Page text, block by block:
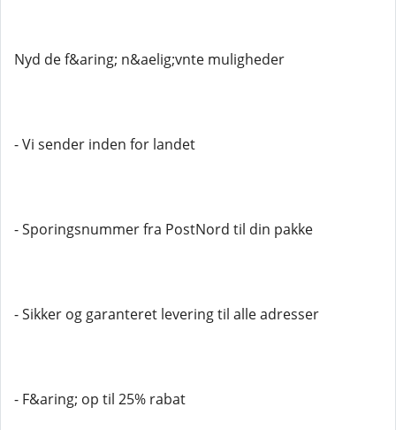
Nyd de f&aring; n&aelig;vnte muligheder
- Vi sender inden for landet
- Sporingsnummer fra PostNord til din pakke
- Sikker og garanteret levering til alle adresser
- F&aring; op til 25% rabat